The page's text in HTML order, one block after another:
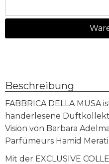
Beschreibung
FABBRICA DELLA MUSA
handerlesene
Vision von Barbara
Parfümeurs Hamid
Mit der EXCLUSIVE